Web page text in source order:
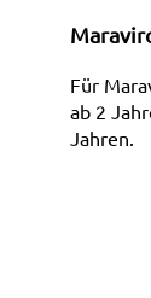
Für
ab 2
Jahren.